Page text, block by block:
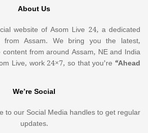
About Us
website of Asom Live 24, a dedicated
from Assam. We bring you the latest,
content from around Assam, NE and India
Live, work 24×7, so that you’re “Ahead
We’re Social
to our Social Media handles to get regular
updates.